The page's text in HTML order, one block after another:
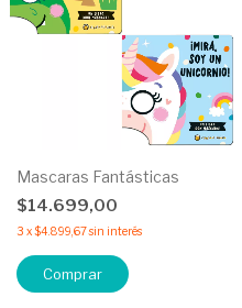
Mascaras Fantásticas
$14.699,00
3 x$4.899,67sin interés
Comprar